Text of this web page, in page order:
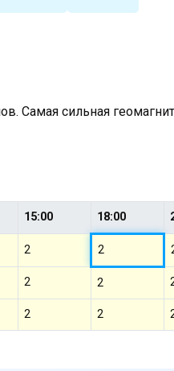
Самая сильная
15:00 18:00
2 2
2 2
2 2